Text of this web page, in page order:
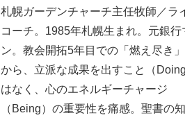
札幌ガーデンチャーチ主任牧師／ラ
コーチ。1985年札幌生まれ。元銀行
ン。教会開拓5年目での「燃え尽き
から、立派な成果を出すこと（
はなく、心のエネルギーチャージ
（Being）の重要性を痛感。聖書の